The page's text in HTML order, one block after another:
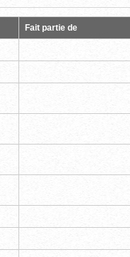
Fait partie de